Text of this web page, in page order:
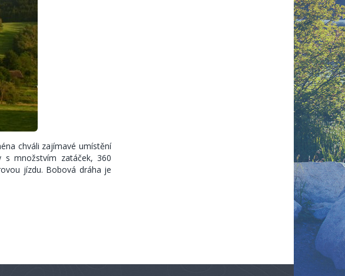
chváli zajímavé umístění
množstvím zatáček, 360
jízdu. Bobová dráha je